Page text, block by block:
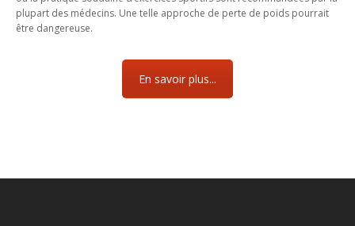
plupart des médecins. Une telle approche de perte de poids pourrait
être dangereuse.
En savoir plus...